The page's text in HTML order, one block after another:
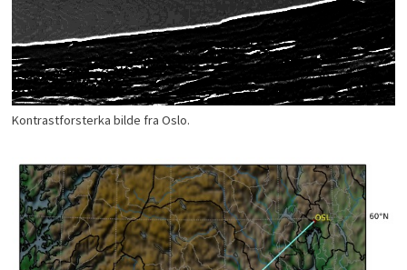
Kontrastforsterka bilde fra Oslo.